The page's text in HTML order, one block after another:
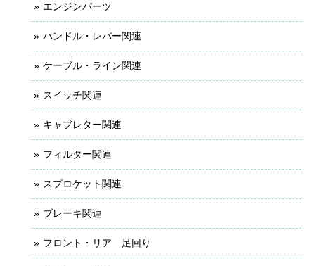
エンジンパーツ
ハンドル・レバー関連
ケーブル・ライン関連
スイッチ関連
キャブレター関連
フィルター関連
スプロケット関連
ブレーキ関連
フロント・リア 足回り